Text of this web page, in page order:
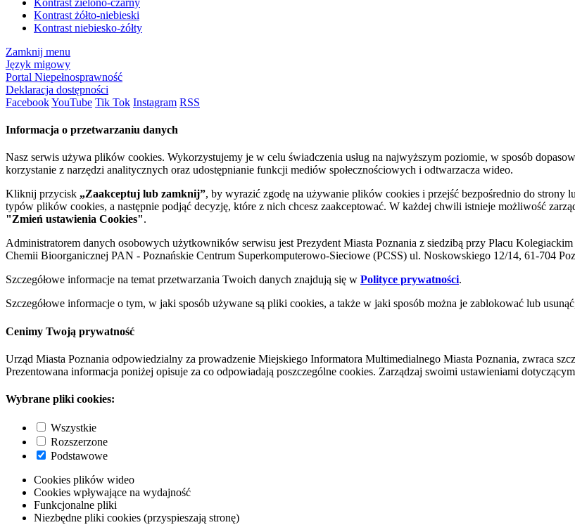
Kontrast żółto-niebieski
Kontrast niebiesko-żółty
Zamknij menu
Język migowy
Portal Niepełnosprawność
Deklaracja dostępności
FacebookYouTube Tik Tok Instagram RSS
Informacja o przetwarzaniu danych
Nasz serwis używa plików cookies. Wykorzystujemy je w celu świadczenia usług na najwyższym poziomie, w sposób
korzystanie z narzędzi analitycznych oraz udostępnianie funkcji mediów społecznościowych i odtwarzacza wideo.
Kliknij przycisk „Zaakceptuj lub zamknij”, by wyrazić zgodę na używanie plików cookies i przejść bezpośrednio do strony
typów plików cookies, a następnie podjąć decyzję, które z nich chcesz zaakceptować. W każdej chwili istnieje możliwość
"Zmień ustawienia Cookies".
Administratorem danych osobowych użytkowników serwisu jest Prezydent Miasta Poznania z siedzibą przy Placu
Chemii Bioorganicznej PAN - Poznańskie Centrum Superkomputerowo-Sieciowe (PCSS) ul. Noskowskiego 12/14, 61-704
Szczegółowe informacje na temat przetwarzania Twoich danych znajdują się w Polityce prywatności.
Szczegółowe informacje o tym, w jaki sposób używane są pliki cookies, a także w jaki sposób można je zablokować lub
Cenimy Twoją prywatność
Urząd Miasta Poznania odpowiedzialny za prowadzenie Miejskiego Informatora Multimedialnego Miasta Poznania, zwraca
Prezentowana informacja poniżej opisuje za co odpowiadają poszczególne cookies. Zarządzaj swoimi ustawieniami
Wybrane pliki cookies:
Wszystkie
Rozszerzone
Podstawowe
Cookies plików wideo
Cookies wpływające na wydajność
Funkcjonalne pliki
Niezbędne pliki cookies (przyspieszają stronę)